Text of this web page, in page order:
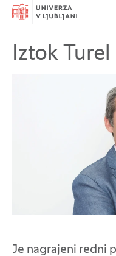
Domov
Iztok Turel
Je nagrajeni redni